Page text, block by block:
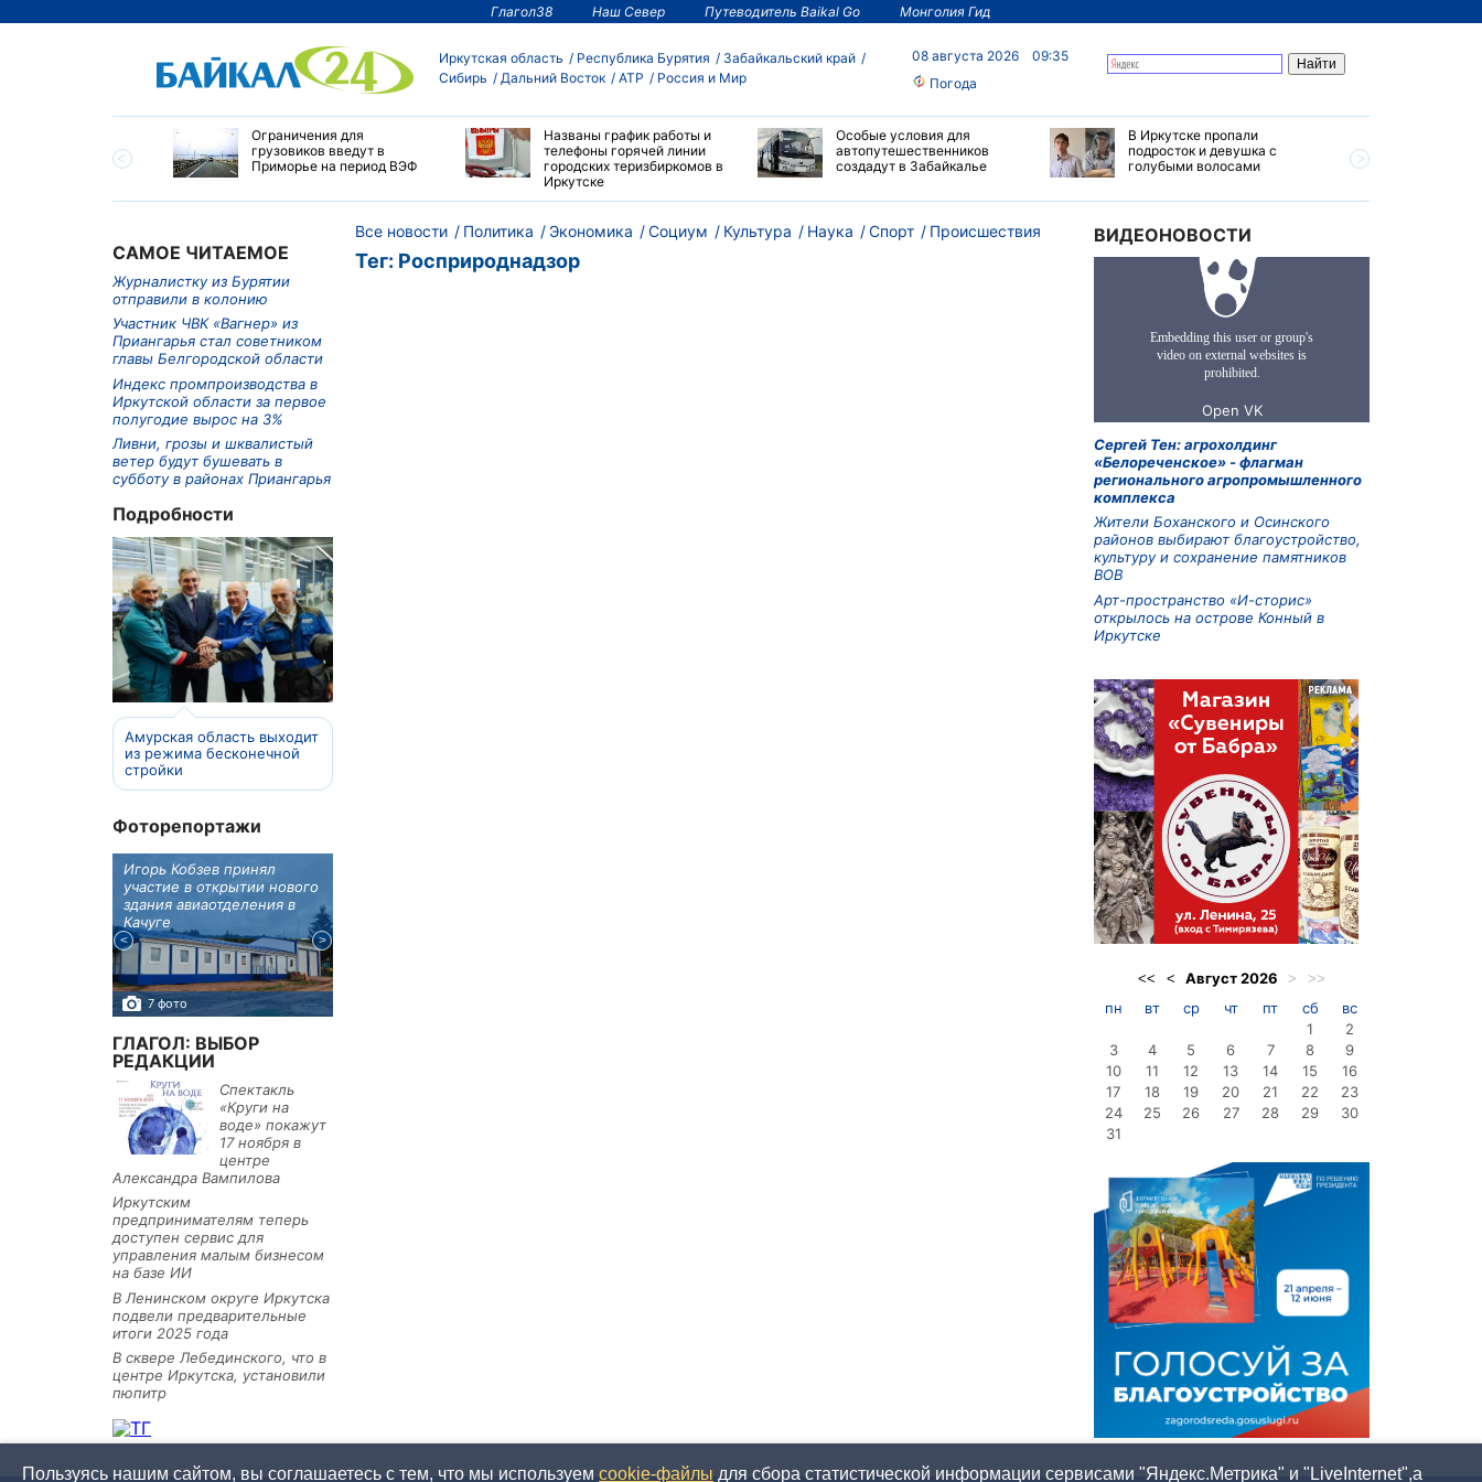
Глагол38 Наш Север Путеводитель Baikal Go Монголия Гид
Иркутская область Республика Бурятия
Забайкальский край
Сибирь
Дальний Восток АТР Россия и Мир
08 августа 2026
09:35
Погода
по управлению
Ограничения для
грузовиков введут в
Приморье на период ВЭФ
Названы график работы и
телефоны горячей линии
городских теризбиркомов в
Иркутске
Особые условия для
автопутешественников
создадут в Забайкалье
В Иркутске пропали
подросток и девушка с
голубыми волосами
САМОЕ ЧИТАЕМОЕ
Журналистку из Бурятии
отправили в колонию
Участник ЧВК «Вагнер» из
Приангарья стал советником
главы Белгородской области
Индекс промпроизводства в
Иркутской области за первое
полугодие вырос на 3%
Ливни, грозы и шквалистый
ветер будут бушевать в
субботу в районах Приангарья
Подробности
Амурская область выходит
из режима бесконечной
стройки
Фоторепортажи
Игорь Кобзев принял
участие в открытии нового
здания авиаотделения в
Качуге
7 фото
ГЛАГОЛ: ВЫБОР
РЕДАКЦИИ
Спектакль
«Круги на
воде» покажут
17 ноября в
центре
Александра Вампилова
Иркутским
предпринимателям теперь
доступен сервис для
управления малым бизнесом
на базе ИИ
В Ленинском округе Иркутска
подвели предварительные
итоги 2025 года
В сквере Лебединского, что в
центре Иркутска, установили
пюпитр
Все новости Политика Экономика Социум Культура Наука Спорт Происшествия
Тег: Росприроднадзор
ВИДЕОНОВОСТИ
Сергей Тен: агрохолдинг
«Белореченское» - флагман
регионального агропромышленного
комплекса
Жители Боханского и Осинского
районов выбирают благоустройство,
культуру и сохранение памятников
ВОВ
Арт-пространство «И-сторис»
открылось на острове Конный в
Иркутске
<< < Август2026 > >>
пн вт ср чт пт сб
вс
1
2
3
4 5 6 7 8
9
10
11 12 13 14 15
16
17
18 19 20 21 22
23
24
25 26 27 28 29
30
31
Пользуясь нашим сайтом, вы соглашаетесь с тем, что мы используем cookie-файлы для сбора статистической информации сервисами "Яндекс.Метрика" и "LiveInternet",а